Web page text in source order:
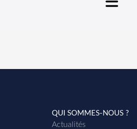
:
QUI SOMMES-NOUS ?
Actualités